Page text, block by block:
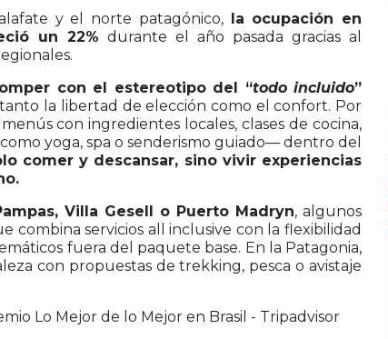
y el norte patagónico, la ocupación en
un 22% durante el año pasada gracias al
con el estereotipo del “todo incluido”
tanto la libertad de elección como el confort. Por
con ingredientes locales, clases de cocina,
yoga, spa o senderismo guiado— dentro del
comer y descansar, sino vivir experiencias
Villa Gesell o Puerto Madryn, algunos
servicios all inclusive con la flexibilidad
fuera del paquete base. En la Patagonia,
con propuestas de trekking, pesca o avistaje